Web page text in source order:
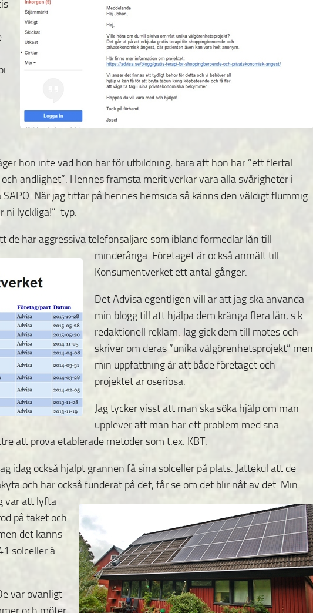
hon inte vad hon har för utbildning, bara att hon har ”ett flertal
andlighet”. Hennes främsta merit verkar vara alla svårigheter i
När jag tittar på hennes hemsida så känns den väldigt flummig
ni lyckliga!”-typ.
de har aggressiva telefonsäljare som ibland förmedlar lån till
minderåriga. Företaget är också anmält till
Konsumentverket ett antal gånger.
Det Advisa egentligen vill är att jag ska använda
min blogg till att hjälpa dem kränga flera lån, s.k.
redaktionell reklam. Jag gick dem till mötes och
skriver om deras ”unika välgörenhetsprojekt” men
min uppfattning är att både företaget och
projektet är oseriösa.
Jag tycker visst att man ska söka hjälp om man
upplever att man har ett problem med sna
att pröva etablerade metoder som t.ex. KBT.
idag också hjälpt grannen få sina solceller på plats. Jättekul att de
och har också funderat på det, får se om det blir nåt av det. Min
var att lyfta
på taket och
det känns
solceller á
var ovanligt